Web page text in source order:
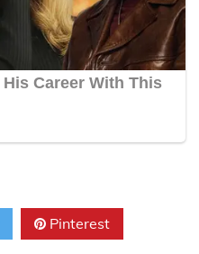
Pinterest